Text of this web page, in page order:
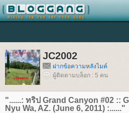
JC2002
ฝากข้อความหลังไมค์
ผู้ติดตามบล็อก : 5 คน
"......: ทริป Grand Canyon #02 ::
Nyu Wa, AZ. (June 6, 2011) :......"